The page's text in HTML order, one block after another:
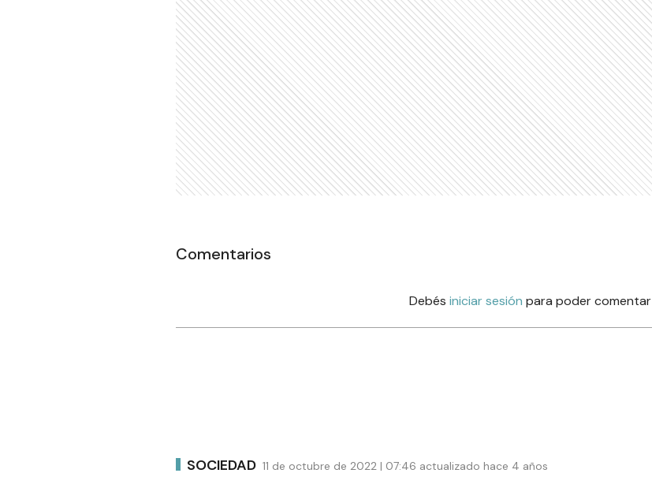
Comentarios
Debés iniciar sesión para poder comentar
SOCIEDAD 11 de octubre de 2022 | 07:46 actualizado hace 4 años